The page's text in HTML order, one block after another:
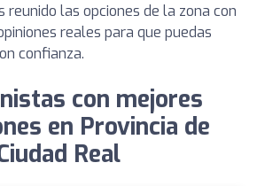
reunido las opciones de la zona con
reales para que puedas
confianza.
con mejores
en Provincia de
Real